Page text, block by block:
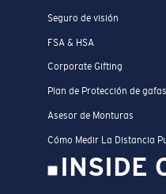
Seguro de visión
FSA & HSA
Corporate Gifting
Plan de Protección de gafas
Asesor de Monturas
Cómo Medir La Distancia
INSIDE